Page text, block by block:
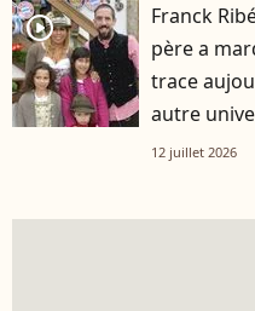
player2
Franck
père a
trace
autre
12 juillet 2026